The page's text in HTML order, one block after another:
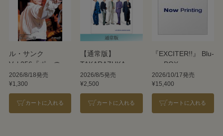
ル・サンク
Vol.256『ポーの一
族』＜雪組＞
2026/8/18発売
¥1,300
カートに入れる
【通常版】
TAKARAZUKA
REVUE 2026
2026/8/5発売
¥2,500
カートに入れる
『EXCITER!!』 Blu-
ray BOX
2026/10/17発売
¥15,400
カートに入れる